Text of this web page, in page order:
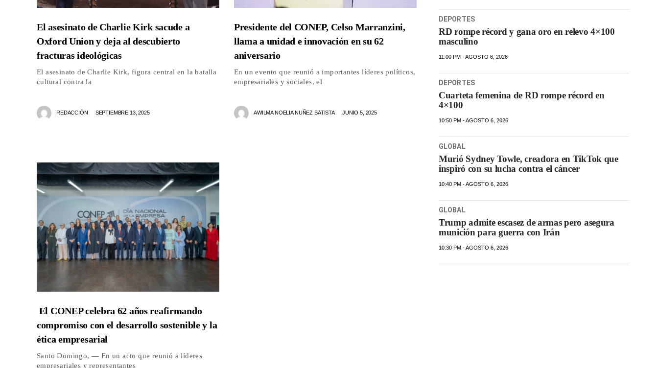
El asesinato de Charlie Kirk sacude a
Oxford Union y deja al descubierto
fracturas ideológicas
El asesinato de Charlie Kirk, figura central en la batalla
cultural contra la
REDACCIÓN SEPTIEMBRE 13, 2025
Presidente del CONEP, Celso Marranzini,
llama a unidad e innovación en su 62
aniversario
En un evento que reunió a importantes líderes políticos,
empresariales y sociales, el
AWILMA NOELIA NUÑEZ BATISTA JUNIO 5, 2025
El CONEP celebra 62 años reafirmando
compromiso con el desarrollo sostenible y la
ética empresarial
Santo Domingo, — En un acto que reunió a líderes
empresariales y representantes
DEPORTES
RD rompe récord y gana oro en relevo 4×100
masculino
11:00 PM - AGOSTO 6, 2026
DEPORTES
Cuarteta femenina de RD rompe récord en
4×100
10:50 PM - AGOSTO 6, 2026
GLOBAL
Murió Sydney Towle, creadora en TikTok que
inspiró con su lucha contra el cáncer
10:40 PM - AGOSTO 6, 2026
GLOBAL
Trump admite escasez de armas pero asegura
munición para guerra con Irán
10:30 PM - AGOSTO 6, 2026